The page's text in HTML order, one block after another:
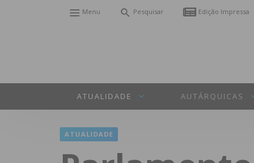
Menu Pesquisar Edição Impressa
ATUALIDADE AUTÁRQUICAS
ATUALIDADE